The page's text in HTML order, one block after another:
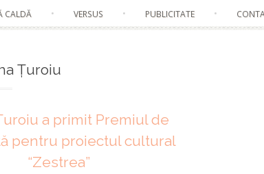
content
CALDĂ
VERSUS PUBLICITATE
Țuroiu
a primit Premiul de
pentru proiectul cultural
“Zestrea”